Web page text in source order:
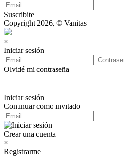
Suscribite
Copyright 2026, © Vanitas
×
Iniciar sesión
Olvidé mi contraseña
Iniciar sesión
Continuar como invitado
Crear una cuenta
×
Registrarme